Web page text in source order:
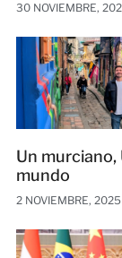
30 NOVIEMBRE,
Un murciano,
mundo
2 NOVIEMBRE, 2025